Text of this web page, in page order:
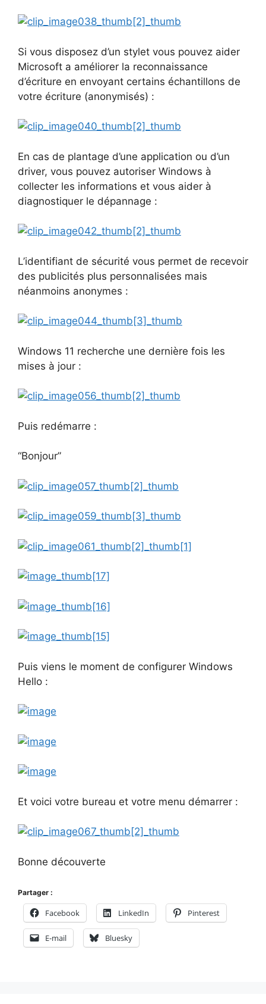
Si vous disposez d’un stylet vous pouvez aider
Microsoft a améliorer la reconnaissance
d’écriture en envoyant certains échantillons de
votre écriture (anonymisés) :
En cas de plantage d’une application ou d’un
driver, vous pouvez autoriser Windows à
collecter les informations et vous aider à
diagnostiquer le dépannage :
L’identifiant de sécurité vous permet de recevoir
des publicités plus personnalisées mais
néanmoins anonymes :
Windows 11 recherche une dernière fois les
mises à jour :
Puis redémarre :
“Bonjour”
Puis viens le moment de configurer Windows
Hello :
Et voici votre bureau et votre menu démarrer :
Bonne découverte
Partager :
Facebook LinkedIn Pinterest
E-mail Bluesky